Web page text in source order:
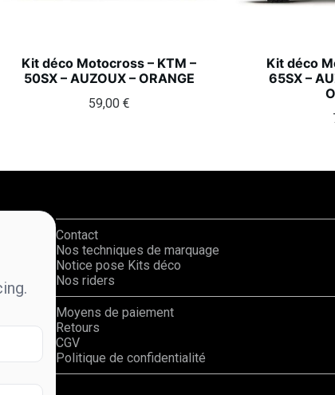
Kit déco Motocross – KTM –
50SX – AUZOUX – ORANGE
59,00 €
Kit déco
65SX –
Contact
Nos techniques de marquage
Notice pose Kits déco
Nos riders
Moyens de paiement
Retours
CGV
Politique de confidentialité